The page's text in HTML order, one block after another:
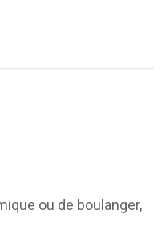
ou de boulanger,